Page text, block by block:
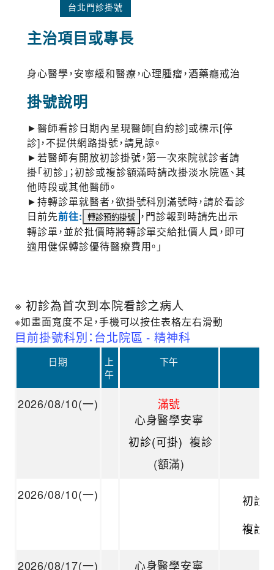
台北門診掛號
主治項目或專長
身心醫學，安寧緩和醫療，心理腫瘤，酒藥癮戒治
掛號說明
►醫師看診日期內呈現醫師[自約診]或標示[停
診]，不提供網路掛號，請見諒。
►若醫師有開放初診掛號，第一次來院就診者請
掛「初診」；初診或複診額滿時請改掛淡水院區、其
他時段或其他醫師。
►持轉診單就醫者，欲掛號科別滿號時，請於看診
日前先前往:
，門診報到時請先出示
轉診單，並於批價時將轉診單交給批價人員，即可
適用健保轉診優待醫療費用。」
※ 初診為首次到本院看診之病人
※如畫面寬度不足，手機可以按住表格左右滑動
目前掛號科別：台北院區 - 精神科
日期
上
午
下午
2026/08/10(一)
滿號
心身醫學安寧
初診(可掛) 複診
(額滿)
2026/08/10(一)
初診(
複診(
2026/08/17(一)
心身醫學安寧